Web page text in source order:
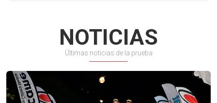
NOTICIAS
Últimas noticias de la prueba